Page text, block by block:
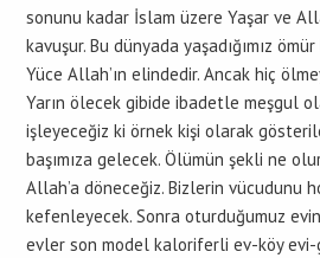
sonunu kadar İslam üzere Yaşar ve
kavuşur. Bu dünyada yaşadığımız
Yüce Allah’ın elindedir. Ancak hiç
Yarın ölecek gibide ibadetle meşgul
işleyeceğiz ki örnek kişi olarak
başımıza gelecek. Ölümün şekli ne
Allah’a döneceğiz. Bizlerin vücudunu
kefenleyecek. Sonra oturduğumuz
evler son model kaloriferli ev-köy evi-